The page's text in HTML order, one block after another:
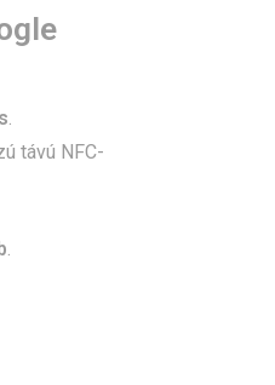
.
távú NFC-
.